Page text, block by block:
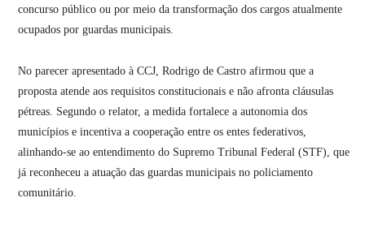
concurso público ou por meio da transformação dos cargos atualmente
ocupados por guardas municipais.
No parecer apresentado à CCJ, Rodrigo de Castro afirmou que a
proposta atende aos requisitos constitucionais e não afronta cláusulas
pétreas. Segundo o relator, a medida fortalece a autonomia dos
municípios e incentiva a cooperação entre os entes federativos,
alinhando-se ao entendimento do Supremo Tribunal Federal (STF), que
já reconheceu a atuação das guardas municipais no policiamento
comunitário.